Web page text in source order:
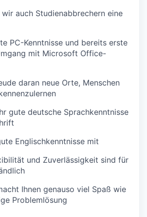
wir auch Studienabbrechern eine
PC-Kenntnisse und bereits erste
mit Microsoft Office-
daran neue Orte, Menschen
gute deutsche Sprachkenntnisse
Englischkenntnisse mit
und Zuverlässigkeit sind für
Ihnen genauso viel Spaß wie
Problemlösung